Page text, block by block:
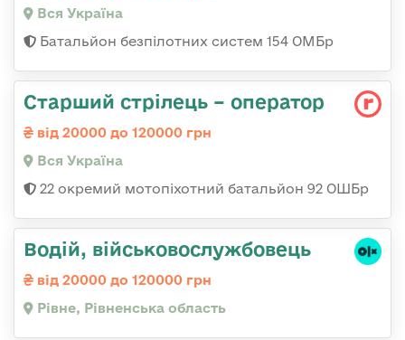
Вся Україна
Батальйон безпілотних систем 154 ОМБр
Старший стрілець – оператор
від 20000 до 120000 грн
Вся Україна
22 окремий мотопіхотний батальйон 92 ОШБр
Водій, військовослужбовець
від 20000 до 120000 грн
Рівне, Рівненська область